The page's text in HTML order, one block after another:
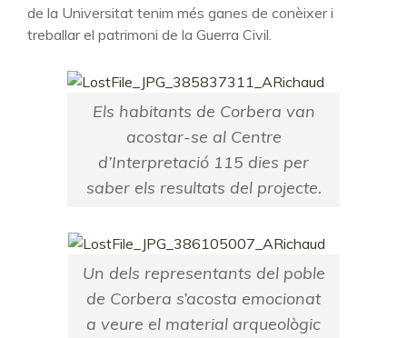
de la Universitat tenim més ganes de conèixer i
treballar el patrimoni de la Guerra Civil.
Els habitants de Corbera van
acostar-se al Centre
d’Interpretació 115 dies per
saber els resultats del projecte.
Un dels representants del poble
de Corbera s’acosta emocionat
a veure el material arqueològic